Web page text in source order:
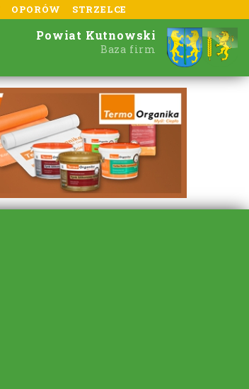
OPORÓW STRZELCE
Powiat Kutnowski
Baza firm